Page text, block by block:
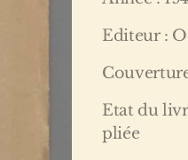
Editeur :
Etat du
pliée